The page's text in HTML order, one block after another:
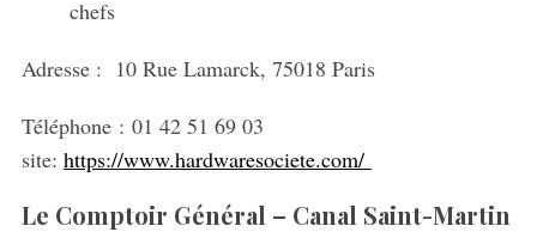
chefs
Adresse : 10 Rue Lamarck, 75018 Paris
Téléphone : 01 42 51 69 03
site: https://www.hardwaresociete.com/
Le Comptoir Général – Canal Saint-Martin